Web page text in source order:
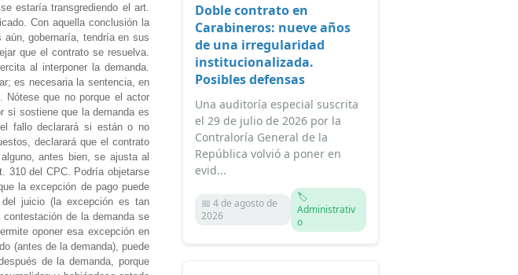
estaría transgrediendo el art.
Con aquella conclusión la
gobernaría, tendría en sus
que el contrato se resuelva.
al interponer la demanda.
es necesaria la sentencia, en
Nótese que no porque el actor
si sostiene que la demanda es
fallo declarará si están o no
declarará que el contrato
antes bien, se ajusta al
310 del CPC. Podría objetarse
la excepción de pago puede
juicio (la excepción es tan
de la demanda se
oponer esa excepción en
(antes de la demanda), puede
de la demanda, porque
Doble contrato en
Carabineros: nueve años
de una irregularidad
institucionalizada.
Posibles defensas
Una auditoría especial suscrita
el 29 de julio de 2026 por la
Contraloría General de la
República volvió a poner en
evid...
📅 4 de agosto de
2026
🏷️
Administrativ
o